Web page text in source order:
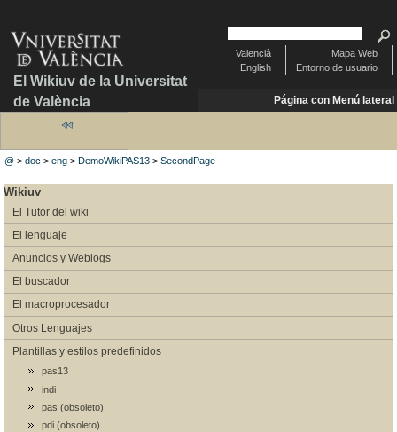
El Wikiuv de la Universitat
de València
Mapa Web
Entorno de usuario
Valencià
English
Página con Menú lateral
@ >doc >eng >DemoWikiPAS13 >SecondPage
Wikiuv
El Tutor del wiki
El lenguaje
Anuncios y Weblogs
El buscador
El macroprocesador
Otros Lenguajes
Plantillas y estilos predefinidos
pas13
indi
pas (obsoleto)
pdi (obsoleto)